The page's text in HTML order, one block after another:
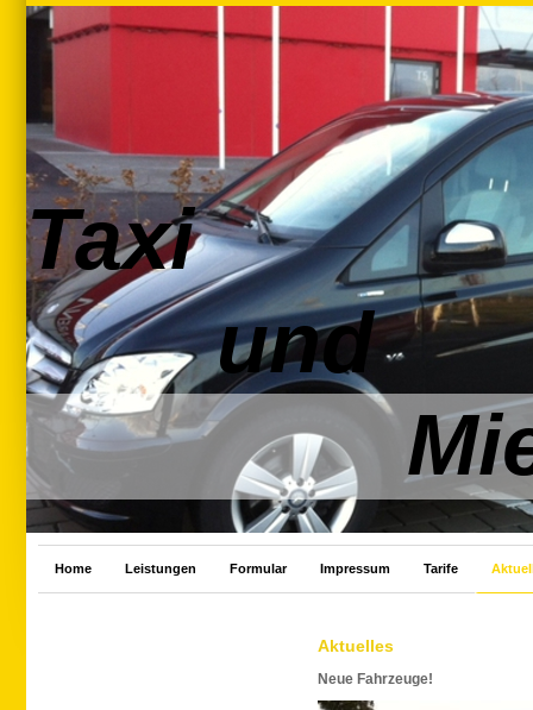
Taxi
und
Home Leistungen Formular Impressum Tarife
Aktuelles
Neue Fahrzeuge!